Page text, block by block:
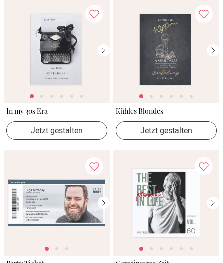
In my 30s Era
Jetzt gestalten
Kühles Blondes
Jetzt gestalten